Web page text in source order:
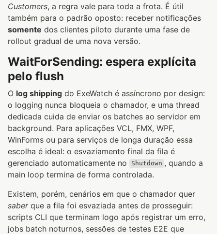
Customers, a regra vale para toda a frota. É útil
também para o padrão oposto: receber notificações
somente dos clientes piloto durante uma fase de
rollout gradual de uma nova versão.
WaitForSending: espera explícita
pelo flush
O log shipping do ExeWatch é assíncrono por design:
o logging nunca bloqueia o chamador, e uma thread
dedicada cuida de enviar os batches ao servidor em
background. Para aplicações VCL, FMX, WPF,
WinForms ou para serviços de longa duração essa
escolha é ideal: o esvaziamento final da fila é
gerenciado automaticamente no
Shutdown , quando a
main loop termina de forma controlada.
Existem, porém, cenários em que o chamador quer
saberque a fila foi esvaziada antes de prosseguir:
scripts CLI que terminam logo após registrar um erro,
jobs batch noturnos, sessões de testes E2E que